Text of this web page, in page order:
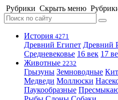
Рубрики Скрыть меню
История 4271
Древний Египет Древний
Средневековье 16 век 17
Животные 2232
Грызуны Земноводные
Медведи Моллюски
Паукообразные